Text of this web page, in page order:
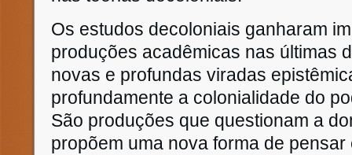
Os estudos decoloniais ganharam
produções acadêmicas nas últimas
novas e profundas viradas
profundamente a colonialidade do
São produções que questionam a
propõem uma nova forma de